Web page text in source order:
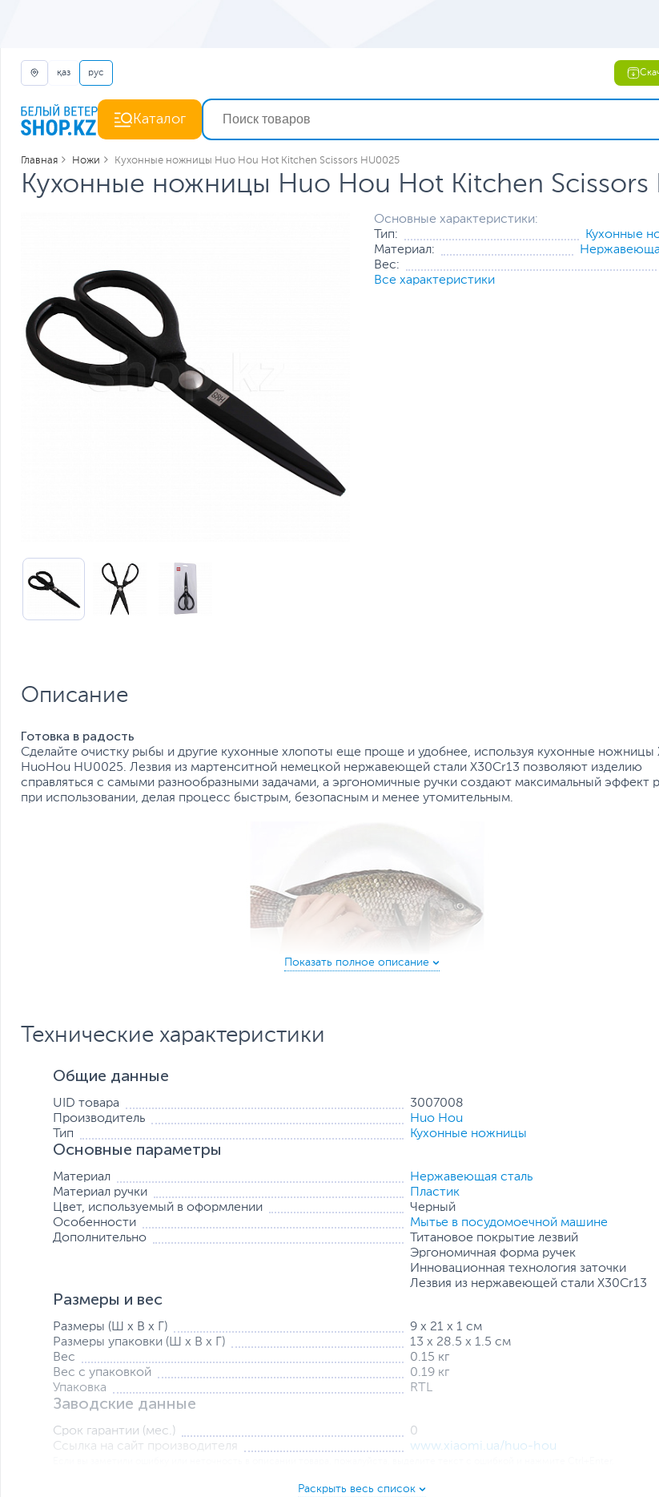
қаз рус
Каталог
Главная Ножи Кухонные ножницы Huo Hou Hot Kitchen Scissors HU0025
Кухонные ножницы Huo Hou Hot Kitchen Scissors
Основные характеристики:
Тип:
Кухонные
Материал:
Вес:
Все характеристики
Описание
Готовка в радость
Сделайте очистку рыбы и другие кухонные хлопоты еще проще и удобнее, используя кухонные ножницы
HuoHou HU0025. Лезвия из мартенситной немецкой нержавеющей стали X30Cr13 позволяют изделию
справляться с самыми разнообразными задачами, а эргономичные ручки создают максимальный эффект
при использовании, делая процесс быстрым, безопасным и менее утомительным.
Острые лезвия
Режущая кромка кухонных ножниц проходит 32 технологических процесса обработки, среди которых:
тиснение, термообработка, покрытие титановым слоем путем ионизации по вакуумно-дуговому методу и
шлифование. Благодаря этому кухонный инструмент отличается завидной твердостью и сохраняет свою
остроту при разделке самых разнообразных пищевых продуктов.
Продуманная конструкция
Каждая деталь кухонных ножниц продумана для вашего комфорта. Эргономичные ручки не только
обеспечивают надежный и безопасный хват даже влажными руками, но и создают максимальный эффект
для минимизации физических усилий. Таким образом процесс готовки станет более эффективным по
Технические характеристики
Общие данные
UID товара
3007008
Производитель
Huo Hou
Тип
Кухонные ножницы
Основные параметры
Материал
Нержавеющая сталь
Материал ручки
Пластик
Цвет, используемый в оформлении
Черный
Особенности
Мытье в посудомоечной машине
Дополнительно
Титановое покрытие лезвий
Эргономичная форма ручек
Инновационная технология заточки
Лезвия из нержавеющей стали X30Cr13
Размеры и вес
Размеры (Ш х В х Г)
9 х 21 х 1 см
Размеры упаковки (Ш х В х Г)
13 х 28.5 х 1.5 см
Вес
0.15 кг
Вес с упаковкой
0.19 кг
Упаковка
RTL
Заводские данные
Срок гарантии (мес.)
0
Ссылка на сайт производителя
www.xiaomi.ua/huo-hou